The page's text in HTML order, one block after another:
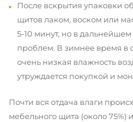
После вскрытия упаковки
щитов лаком, воском или
5-10 минут, но в
проблем. В зимнее время в
очень низкая влажность
утруждается покупкой и
Почти вся отдача влаги
мебельного щита (около 75%)